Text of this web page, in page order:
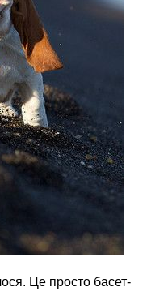
Це просто басет-